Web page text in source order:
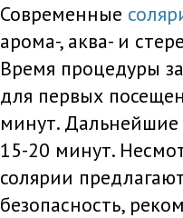
Современные
арома-, аква- и
Время процедуры
для первых
минут.
15-20 минут.
солярии
безопасность,